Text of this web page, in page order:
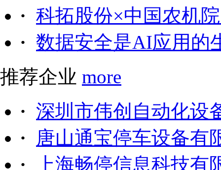
· 科拓股份×中国农机
· 数据安全是AI应用的
推荐企业 more
· 深圳市伟创自动化设
·
唐山通宝停车设备有
·
上海畅停信息科技有